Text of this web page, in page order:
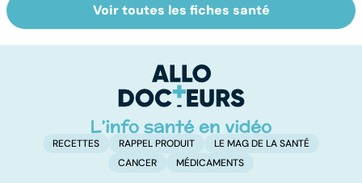
Tout savoir sur
les virus
Votre santé en
vacances
Voir toutes les fiches santé
RECETTES RAPPEL PRODUIT
LE MAG DE LA SANTÉ
CANCER
MÉDICAMENTS